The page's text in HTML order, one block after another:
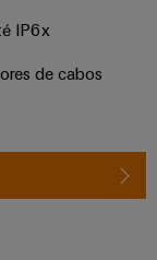
IP6x
de cabos